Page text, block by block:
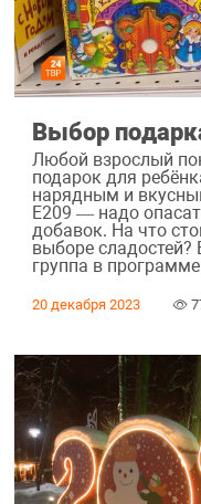
Выбор
Любой взрослый
подарок для
нарядным и
Е209 — надо
добавок. На что
выборе
группа в
20 декабря 2023